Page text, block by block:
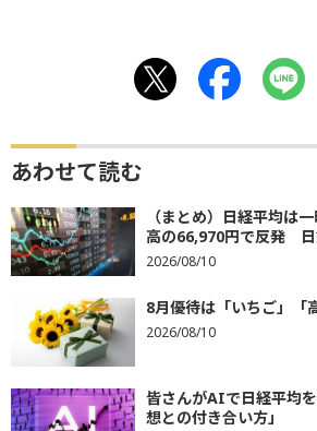
あわせて読む
（まとめ）日経平均は
高の66,970円で反発 日
2026/08/10
8月優待は「いちご」「
2026/08/10
皆さんがAIで日経平均
想との付き合い方」